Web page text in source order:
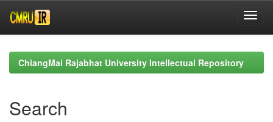
navigationChiangMai Rajabhat University Intellectual Repository
Search